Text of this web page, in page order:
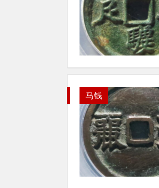
马钱